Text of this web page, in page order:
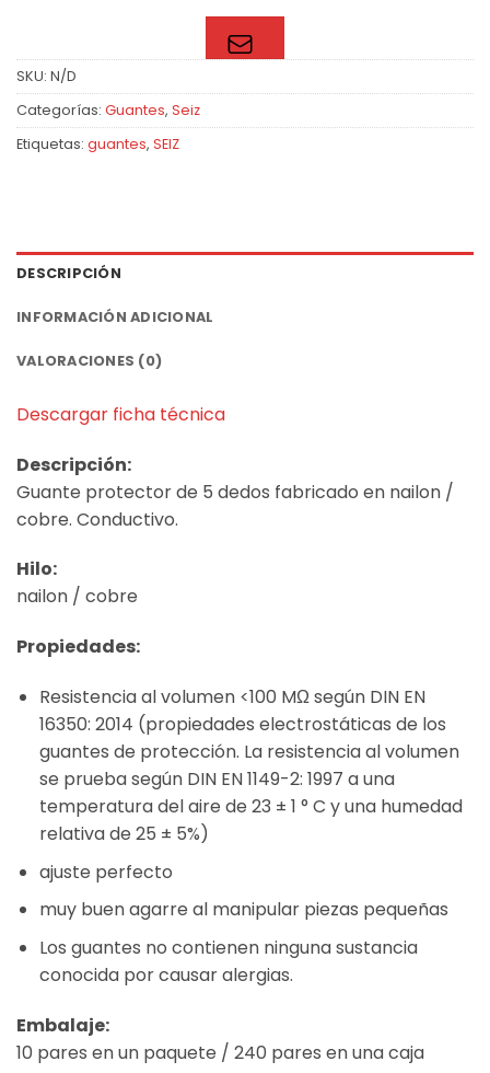
SKU: N/D
Categorías: Guantes, Seiz
Etiquetas: guantes, SEIZ
DESCRIPCIÓN
INFORMACIÓN ADICIONAL
VALORACIONES (0)
Descargar ficha técnica
Descripción:
Guante protector de 5 dedos fabricado en nailon /
cobre. Conductivo.
Hilo:
nailon / cobre
Propiedades:
Resistencia al volumen <100 MΩ según DIN EN
16350: 2014 (propiedades electrostáticas de los
guantes de protección. La resistencia al volumen
se prueba según DIN EN 1149-2: 1997 a una
temperatura del aire de 23 ± 1 ° C y una humedad
relativa de 25 ± 5%)
ajuste perfecto
muy buen agarre al manipular piezas pequeñas
Los guantes no contienen ninguna sustancia
conocida por causar alergias.
Embalaje:
10 pares en un paquete / 240 pares en una caja